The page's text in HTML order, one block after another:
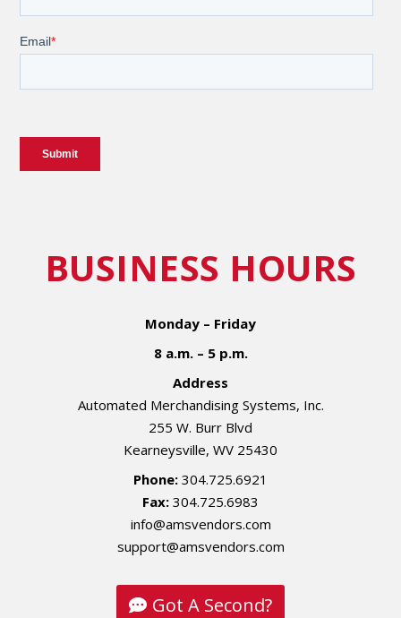
BUSINESS HOURS
Monday – Friday
8 a.m. – 5 p.m.
Address
Automated Merchandising Systems, Inc.
255 W. Burr Blvd
Kearneysville, WV 25430
Phone: 304.725.6921
Fax: 304.725.6983
info@amsvendors.com
support@amsvendors.com
Got A Second?